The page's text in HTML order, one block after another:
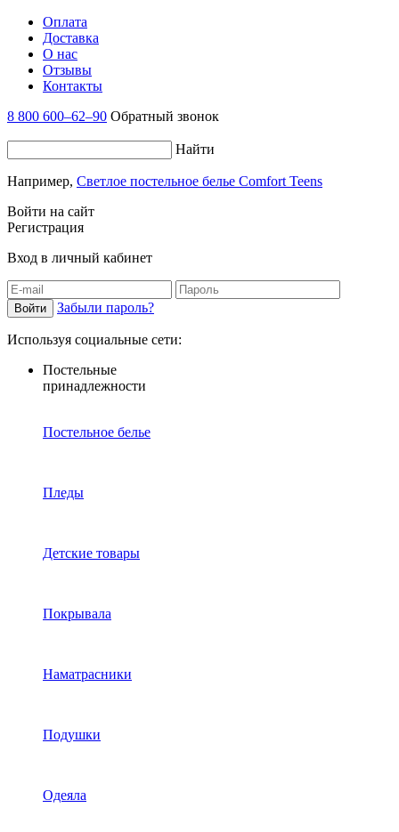
Оплата
Доставка
О нас
Отзывы
Контакты
8 800 600–62–90 Обратный звонок
Найти
Например, Светлое постельное белье Comfort Teens
Войти на сайт
Регистрация
Вход в личный кабинет
Забыли пароль?
Используя социальные сети:
Постельные
принадлежности
Постельное белье
Пледы
Детские товары
Покрывала
Наматрасники
Подушки
Одеяла